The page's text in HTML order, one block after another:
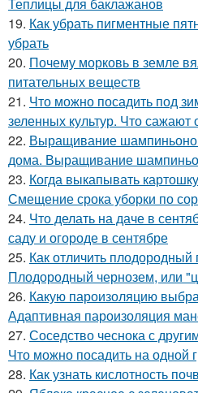
19. Как убрать пигментные
убрать
20. Почему морковь в земле
питательных веществ
21. Что можно посадить под
зеленных культур. Что сажают
22. Выращивание
дома. Выращивание
23. Когда выкапывать
Смещение срока уборки по
24. Что делать на даче в
саду и огороде в сентябре
25. Как отличить плодородный
Плодородный чернозем, или
26. Какую пароизоляцию
Адаптивная пароизоляция
27. Соседство чеснока с
Что можно посадить на одной
28. Как узнать кислотность